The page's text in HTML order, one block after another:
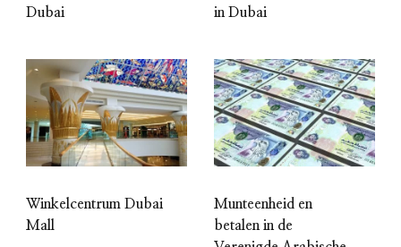
Dubai
in Dubai
Winkelcentrum Dubai
Mall
Munteenheid en
betalen in de